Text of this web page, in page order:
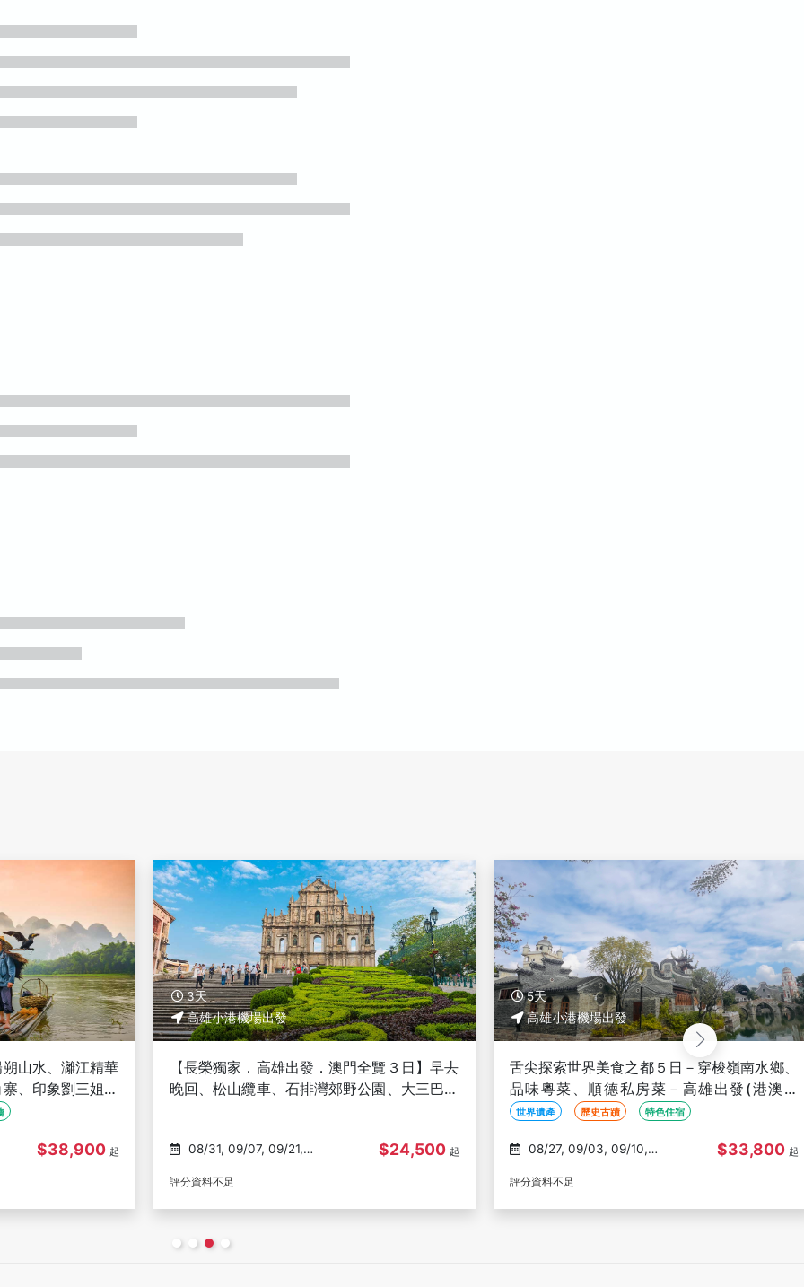
3天
高雄小港機場出發
【長榮獨家．高雄出發．澳門全覽３日】早去
晚回、松山纜車、石排灣郊野公園、大三巴－
08/31, 09/07, 09/21,
$24,500
5天
高雄小港機場出發
舌尖探索世界美食之都５日－穿梭嶺南水鄉、
品味粵菜、順德私房菜－高雄出發(港澳進
特色住宿
$33,800
6天
高雄小
嶺南粵韻
遊・世遺
08/30, 09/06, 09/12,